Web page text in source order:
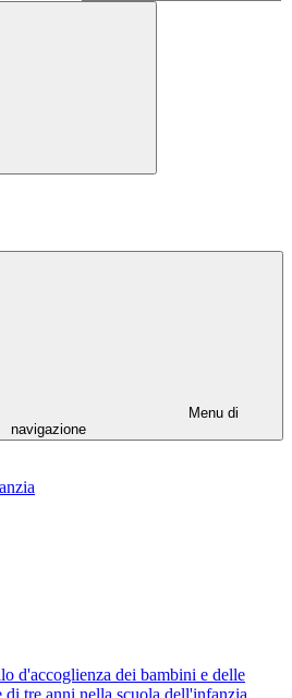
Menu di
navigazione
d'accoglienza dei bambini e delle